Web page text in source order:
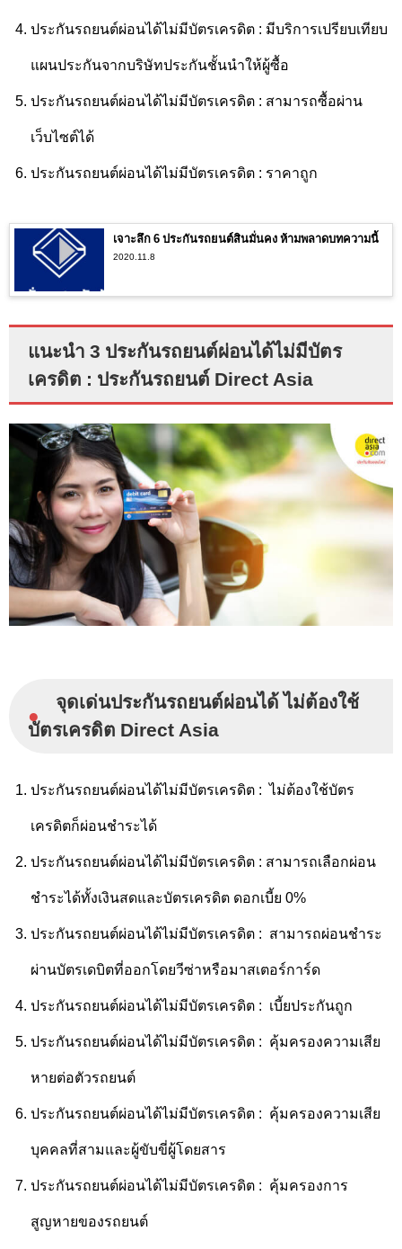
ประกันรถยนต์ผ่อนได้ไม่มีบัตรเครดิต : มีบริการเปรียบเทียบ
แผนประกันจากบริษัทประกันชั้นนำให้ผู้ซื้อ
ประกันรถยนต์ผ่อนได้ไม่มีบัตรเครดิต : สามารถซื้อผ่าน
เว็บไซต์ได้
ประกันรถยนต์ผ่อนได้ไม่มีบัตรเครดิต : ราคาถูก
เจาะลึก 6 ประกันรถยนต์สินมั่นคง ห้ามพลาดบทความนี้
2020.11.8
แนะนำ 3 ประกันรถยนต์ผ่อนได้ไม่มีบัตร
เครดิต : ประกันรถยนต์ Direct Asia
●
จุดเด่นประกันรถยนต์ผ่อนได้ ไม่ต้องใช้
บัตรเครดิต Direct Asia
ประกันรถยนต์ผ่อนได้ไม่มีบัตรเครดิต : ไม่ต้องใช้บัตร
เครดิตก็ผ่อนชำระได้
ประกันรถยนต์ผ่อนได้ไม่มีบัตรเครดิต : สามารถเลือกผ่อน
ชำระได้ทั้งเงินสดและบัตรเครดิต ดอกเบี้ย 0%
ประกันรถยนต์ผ่อนได้ไม่มีบัตรเครดิต : สามารถผ่อนชำระ
ผ่านบัตรเดบิตที่ออกโดยวีซ่าหรือมาสเตอร์การ์ด
ประกันรถยนต์ผ่อนได้ไม่มีบัตรเครดิต : เบี้ยประกันถูก
ประกันรถยนต์ผ่อนได้ไม่มีบัตรเครดิต : คุ้มครองความเสีย
หายต่อตัวรถยนต์
ประกันรถยนต์ผ่อนได้ไม่มีบัตรเครดิต : คุ้มครองความเสีย
บุคคลที่สามและผู้ขับขี่ผู้โดยสาร
ประกันรถยนต์ผ่อนได้ไม่มีบัตรเครดิต : คุ้มครองการ
สูญหายของรถยนต์